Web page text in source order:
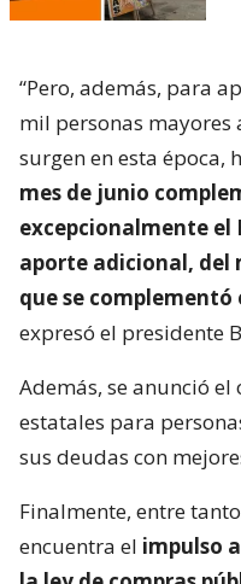
“Pero, además, para
mil personas mayores
surgen en esta época,
mes de junio
excepcionalmente el
aporte adicional, del
que se
expresó el presidente
Además, se anunció
estatales para
sus deudas con
Finalmente, entre
encuentra el impulso